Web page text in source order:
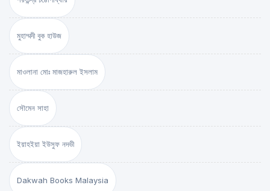
মুহাম্মদী বুক হাউজ
মাওলানা মোঃ মাজহারুল ইসলাম
সৌমেন সাহা
ইয়াহইয়া ইউসুফ নদভী
Dakwah Books Malaysia